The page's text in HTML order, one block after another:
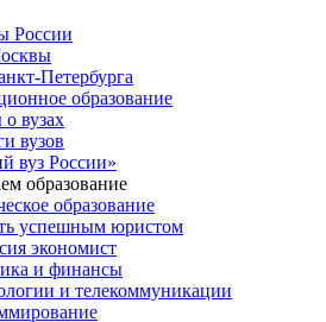
России
Петербурга
образование
вузах
вузов
вуз России»
образование
образование
успешным юристом
экономист
и финансы
и телекоммуникации